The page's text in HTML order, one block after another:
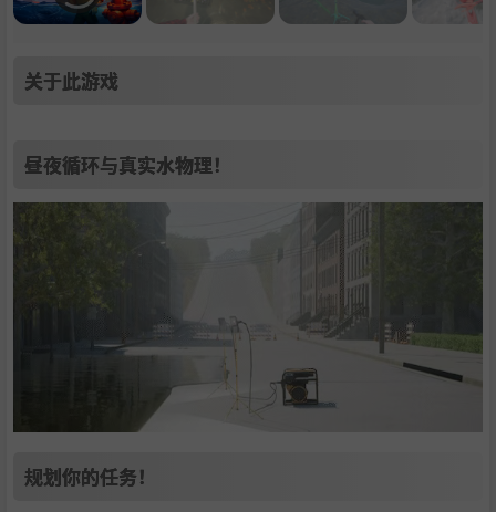
关于此游戏
昼夜循环与真实水物理！
规划你的任务！